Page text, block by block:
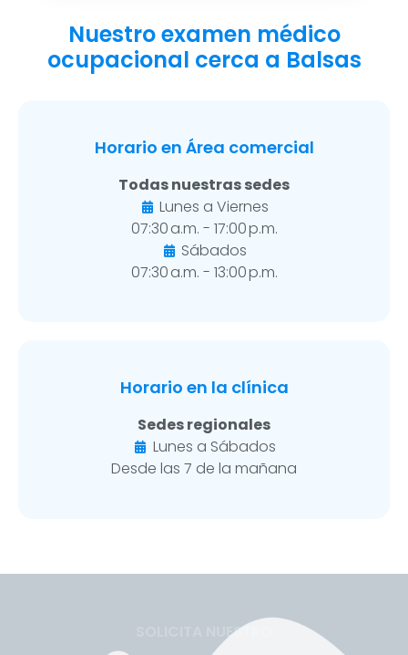
Nuestro examen médico
ocupacional cerca a Balsas
Horario en Área comercial
Todas nuestras sedes
Lunes a Viernes
07:30 a.m. - 17:00 p.m.
Sábados
07:30 a.m. - 13:00 p.m.
Horario en la clínica
Sedes regionales
Lunes a Sábados
Desde las 7 de la mañana
SOLICITA NUESTRO